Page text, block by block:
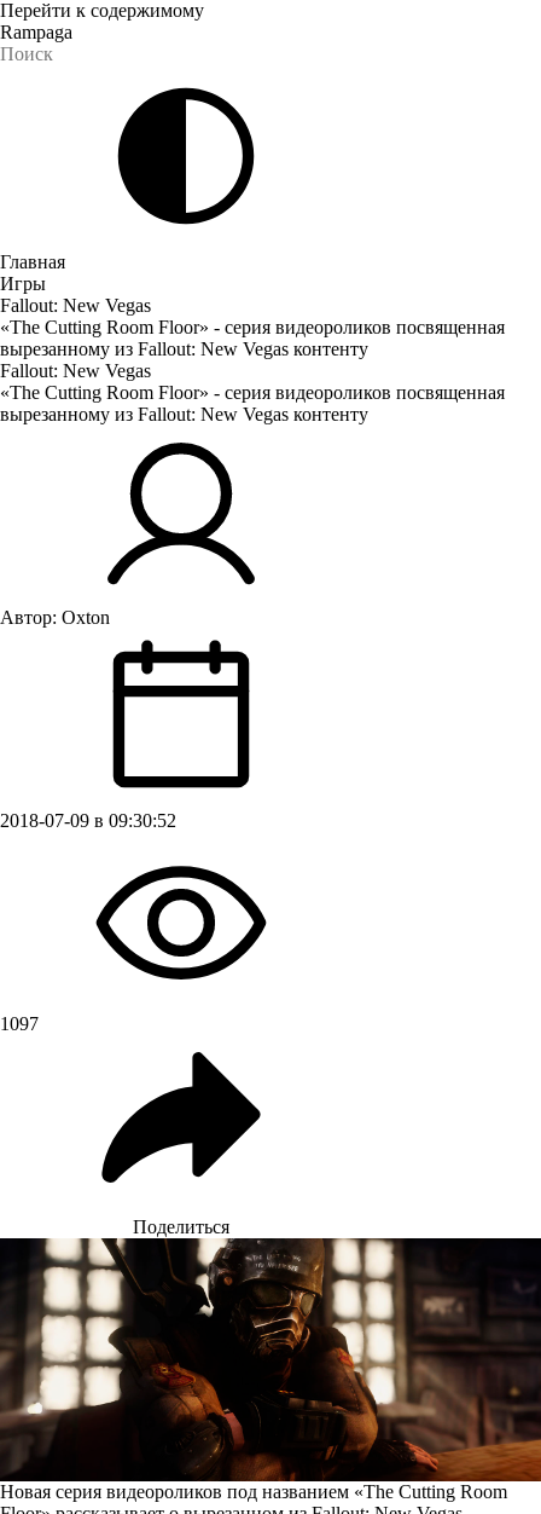
Перейти к содержимому
Rampaga
Главная
Игры
Fallout: New Vegas
«The Cutting Room Floor» - серия видеороликов посвященная
вырезанному из Fallout: New Vegas контенту
Fallout: New Vegas
«The Cutting Room Floor» - серия видеороликов посвященная
вырезанному из Fallout: New Vegas контенту
Автор: Oxton
2018-07-09 в 09:30:52
1097
Поделиться
Новая серия видеороликов под названием «The Cutting Room